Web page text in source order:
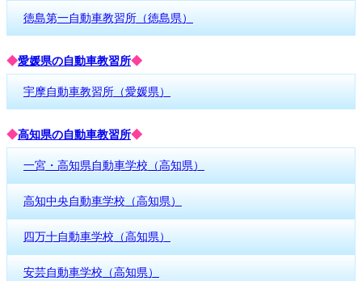
徳島第一自動車教習所（徳島県）
◆愛媛県の自動車教習所◆
宇摩自動車教習所（愛媛県）
◆高知県の自動車教習所◆
一宮・高知県自動車学校（高知県）
高知中央自動車学校（高知県）
四万十自動車学校（高知県）
安芸自動車学校（高知県）